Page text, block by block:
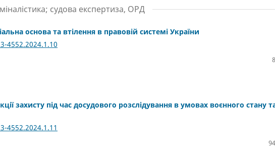
судова експертиза, ОРД
основа та втілення в правовій системі України
4552.2024.1.10
захисту під час досудового розслідування в умовах воєнного стану
4552.2024.1.11